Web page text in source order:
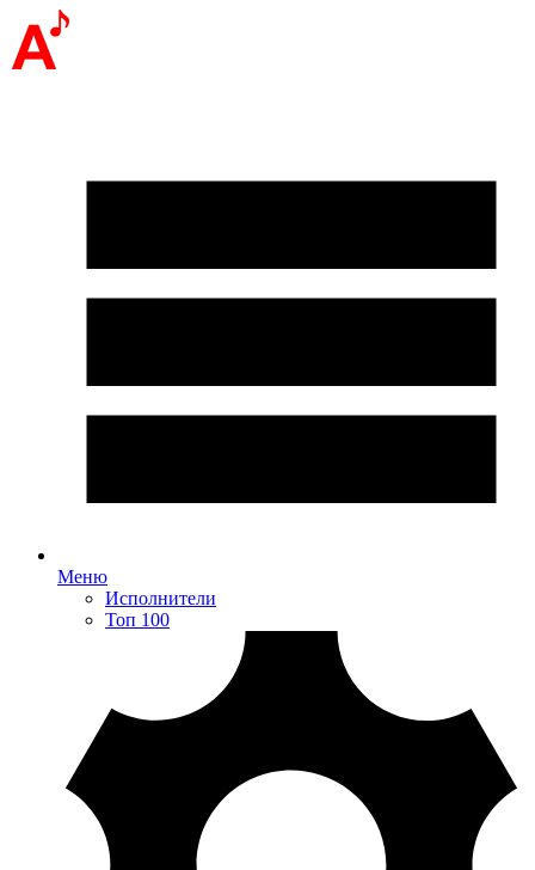
Меню
Исполнители
Топ 100